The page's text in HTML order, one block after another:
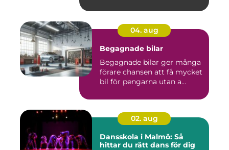
04. aug
Begagnade bilar
Begagnade bilar ger många
förare chansen att få mycket
bil för pengarna utan a...
02. aug
Dansskola i Malmö: Så
hittar du rätt dans för dig